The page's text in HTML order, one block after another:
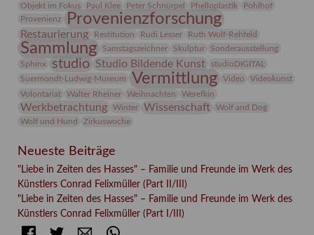
Objekt im Fokus
Paul Klee Peter Schnürpel Phelloplastik
Pohlhof
Provenienz
Provenienzforschung
Restaurierung Restitution Rudi Lesser Ruth Wolf-Rehfeld
Sammlung Samstagszeichner Skulptur
Sonderausstellung
Sphinx
studio Studio Bildende Kunst
studioDIGITAL
Suermondt-Ludwig-Museum
Vermittlung Video
Videokunst
Volontariat
Walter Rheiner Weihnachten Werefkin
Werkbetrachtung Winter Wissenschaft
Wolf and Dog
Wolf und Hund
Zirkuswoche
Neueste Beiträge
"Liebe in Zeiten des Hasses" – Familie und Freunde im Werk des
Künstlers Conrad Felixmüller (Part II/III)
"Liebe in Zeiten des Hasses" – Familie und Freunde im Werk des
Künstlers Conrad Felixmüller (Part I/III)
FacebookTwitter E-mail